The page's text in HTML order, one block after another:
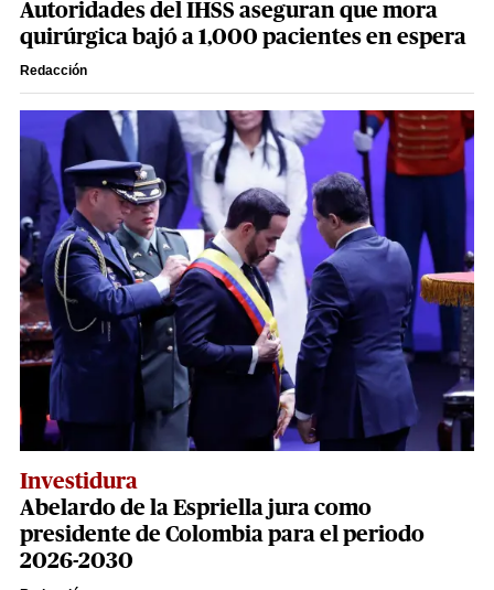
Autoridades del IHSS aseguran que mora
quirúrgica bajó a 1,000 pacientes en espera
Redacción
Investidura
Abelardo de la Espriella jura como
presidente de Colombia para el periodo
2026-2030